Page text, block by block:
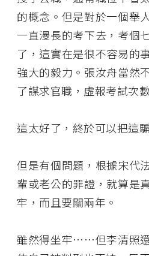
的概念。但是對於一個舉
一直漫長的考下去，考個
了，這實在是很不容易的
強大的毅力。張汝舟當然
了謀求官職，虛報考試次
這太好了，終於可以把這
但是有個問題，根據宋代
輩或老公的罪證，就算是
牢，而且要關兩年。
雖然得坐牢……但李清照